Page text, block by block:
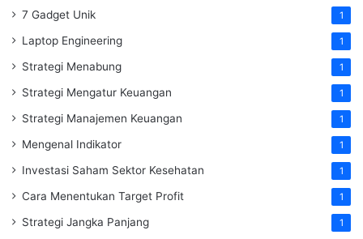
7 Gadget Unik 1
Laptop Engineering 1
Strategi Menabung 1
Strategi Mengatur Keuangan 1
Strategi Manajemen Keuangan 1
Mengenal Indikator 1
Investasi Saham Sektor Kesehatan 1
Cara Menentukan Target Profit 1
Strategi Jangka Panjang 1